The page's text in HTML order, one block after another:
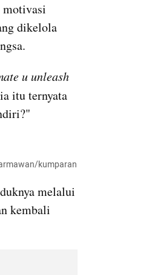
motivasi
dikelola
u unleash
itu ternyata
kumparan
melalui
kembali